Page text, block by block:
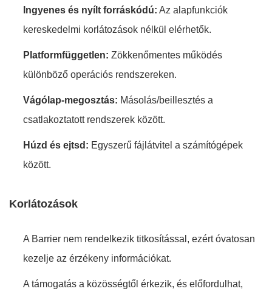
Ingyenes és nyílt forráskódú: Az alapfunkciók
kereskedelmi korlátozások nélkül elérhetők.
Platformfüggetlen: Zökkenőmentes működés
különböző operációs rendszereken.
Vágólap-megosztás: Másolás/beillesztés a
csatlakoztatott rendszerek között.
Húzd és ejtsd: Egyszerű fájlátvitel a számítógépek
között.
Korlátozások
A Barrier nem rendelkezik titkosítással, ezért óvatosan
kezelje az érzékeny információkat.
A támogatás a közösségtől érkezik, és előfordulhat,